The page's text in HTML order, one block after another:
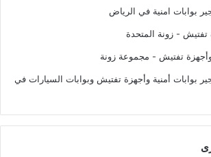
بوابات امنية في الرياض
تفتيش - زونة المتحدة
تفتيش - مجموعة زونة
بوابات أمنية وأجهزة تفتيش وبوابات السيارات في